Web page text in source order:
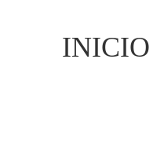
INICIO